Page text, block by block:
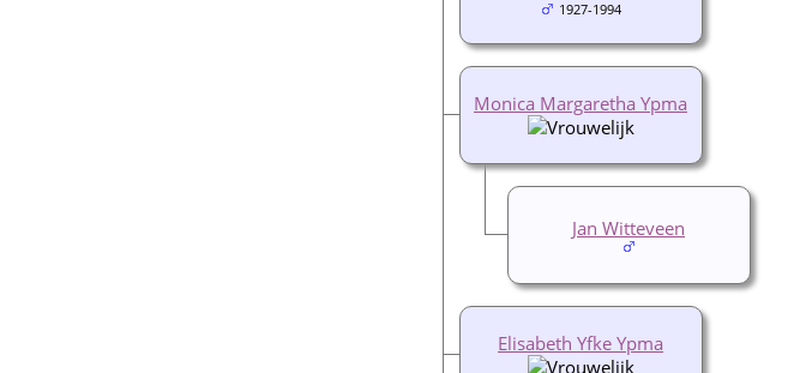
1927-1994
Monica Margaretha Ypma
Jan Witteveen
Elisabeth Yfke Ypma